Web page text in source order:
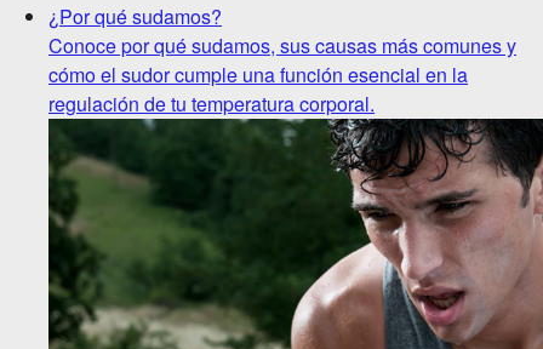
¿Por qué sudamos?
Conoce por qué sudamos, sus causas más comunes y
cómo el sudor cumple una función esencial en la
regulación de tu temperatura corporal.